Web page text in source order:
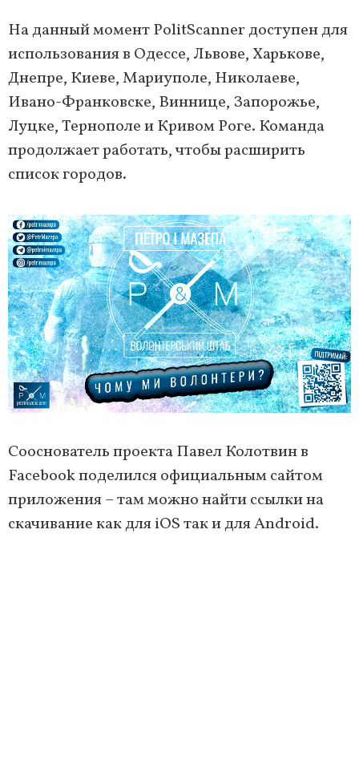
На данный момент PolitScanner доступен для
использования в Одессе, Львове, Харькове,
Днепре, Киеве, Мариуполе, Николаеве,
Ивано-Франковске, Виннице, Запорожье,
Луцке, Тернополе и Кривом Роге. Команда
продолжает работать, чтобы расширить
список городов.
Сооснователь проекта Павел Колотвин в
Facebook поделился официальным сайтом
приложения – там можно найти ссылки на
скачивание как для iOS так и для Android.